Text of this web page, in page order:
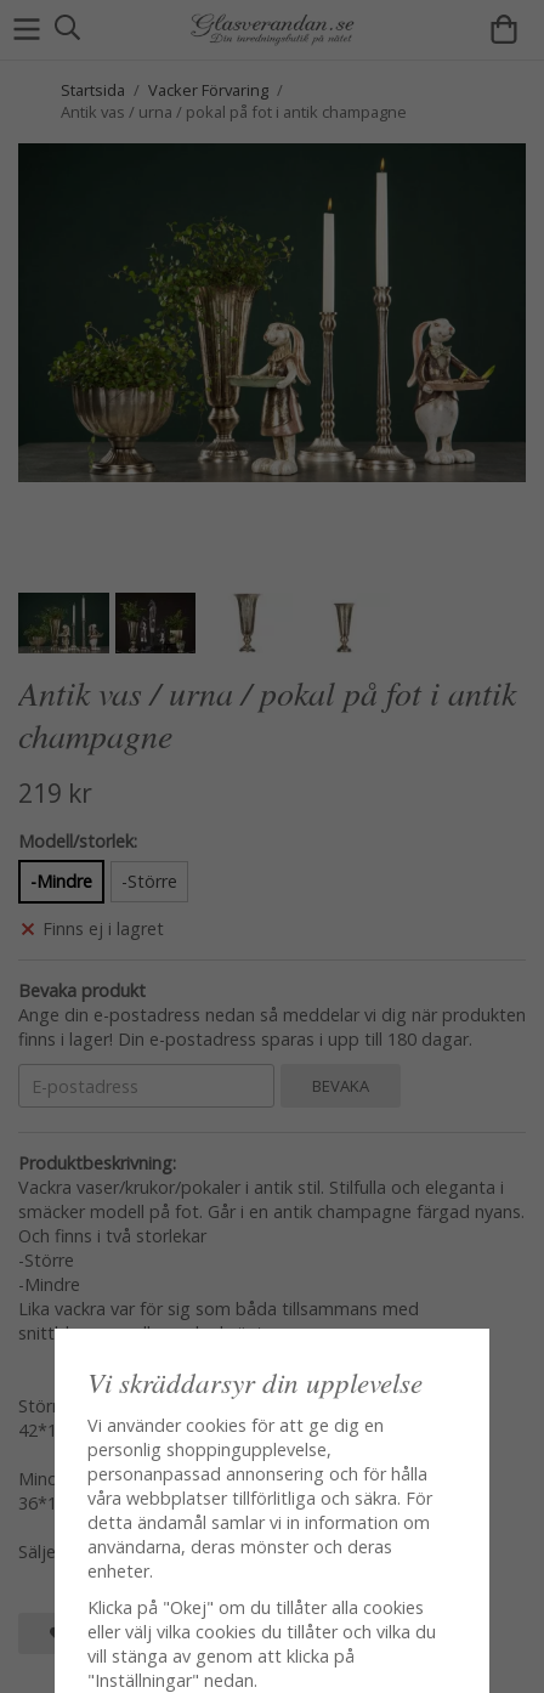
Startsida / Vacker Förvaring /
Antik vas / urna / pokal på fot i antik champagne
Antik vas / urna / pokal på fot i antik
champagne
219 kr
Modell/storlek:
-Mindre
-Större
Finns ej i lagret
Bevaka produkt
Ange din e-postadress nedan så meddelar vi dig när produkten
finns i lager! Din e-postadress sparas i upp till 180 dagar.
BEVAKA
Produktbeskrivning:
Vackra vaser/krukor/pokaler i antik stil. Stilfulla och eleganta i
smäcker modell på fot. Går i en antik champagne färgad nyans.
Och finns i två storlekar
-Större
-Mindre
Lika vackra var för sig som båda tillsammans med
snittblommor eller en krukväxt
Större
42*13*21cm
Mindre
36*11*16cm
Säljes var modell för sig en och en
SPARA SOM FAVORIT
Vi skräddarsyr din upplevelse
Vi använder cookies för att ge dig en
personlig shoppingupplevelse,
personanpassad annonsering och för hålla
våra webbplatser tillförlitliga och säkra. För
detta ändamål samlar vi in information om
användarna, deras mönster och deras
enheter.
Klicka på "Okej" om du tillåter alla cookies
eller välj vilka cookies du tillåter och vilka du
vill stänga av genom att klicka på
"Inställningar" nedan.